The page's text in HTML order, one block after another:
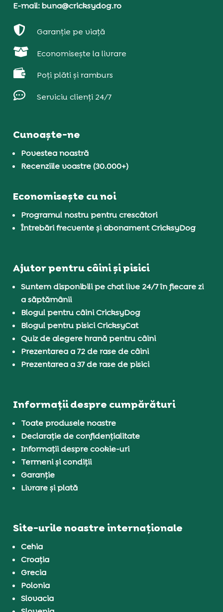
E-mail: buna@cricksydog.ro
 Garanție pe viață
 Economisește la livrare
 Poți plăti și ramburs
 Serviciu clienți 24/7
Cunoaște-ne
Povestea noastră
Recenziile voastre (30.000+)
Economisește cu noi
Programul nostru pentru crescători
Întrebări frecvente și abonament CricksyDog
Ajutor pentru câini și pisici
Suntem disponibili pe chat live 24/7 în fiecare zi
a săptămânii
Blogul pentru câini CricksyDog
Blogul pentru pisici CricksyCat
Quiz de alegere hrană pentru câini
Prezentarea a 72 de rase de câini
Prezentarea a 37 de rase de pisici
Informații despre cumpărături
Toate produsele noastre
Declarație de confidențialitate
Informații despre cookie-uri
Termeni și condiții
Garanție
Livrare și plată
Site-urile noastre internaționale
Cehia
Croația
Grecia
Polonia
Slovacia